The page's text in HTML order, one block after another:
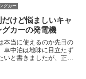
。選んだタイヤは、
。これまで履いて
...
グカー
だけど悩ましいキャ
グカーの発電機
本当に使えるのか先日の
車中泊は地味に目立たず
いと書きましたが、正直